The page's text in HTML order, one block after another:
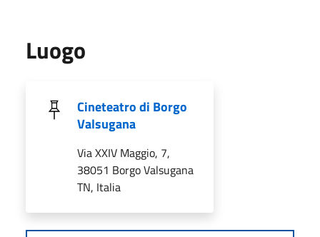
Luogo
Cineteatro di Borgo
Valsugana
Via XXIV Maggio, 7,
38051 Borgo Valsugana
TN, Italia